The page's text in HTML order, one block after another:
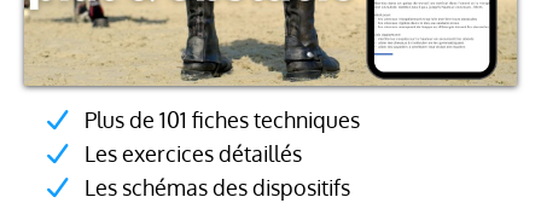
Plus de 101 fiches techniques
Les exercices détaillés
Les schémas des dispositifs